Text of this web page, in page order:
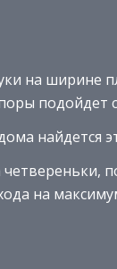
на ширине
подойдет
найдется
на